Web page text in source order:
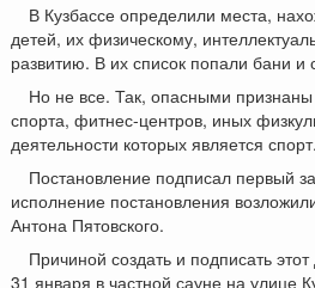
В Кузбассе определили места,
детей, их физическому,
развитию. В их список попали бани и
Но не все. Так, опасными
спорта, фитнес-центров, иных
деятельности которых является спорт.
Постановление подписал первый
исполнение постановления
Антона Пятовского.
Причиной создать и подписать
31 января в частной сауне на улице